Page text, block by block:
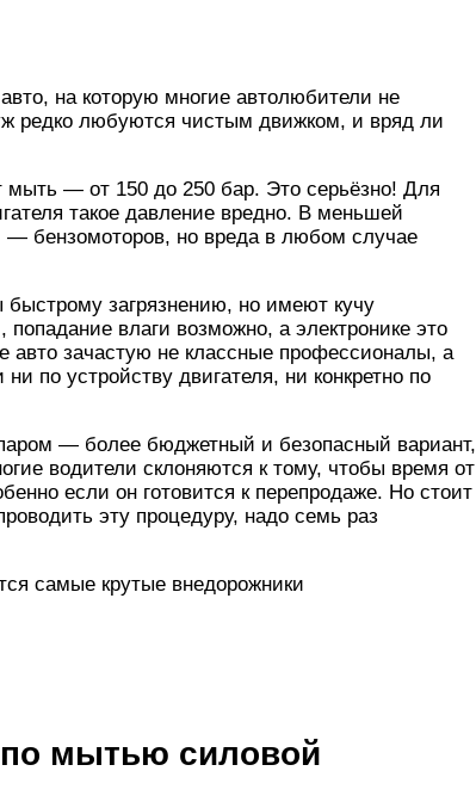
на которую многие автолюбители не
редко любуются чистым движком, и вряд ли
мыть — от 150 до 250 бар. Это серьёзно! Для
такое давление вредно. В меньшей
— бензомоторов, но вреда в любом случае
загрязнению, но имеют кучу
попадание влаги возможно, а электронике это
зачастую не классные профессионалы, а
по устройству двигателя, ни конкретно по
— более бюджетный и безопасный вариант,
водители склоняются к тому, чтобы время от
если он готовится к перепродаже. Но стоит
эту процедуру, надо семь раз
самые крутые внедорожники
мытью силовой